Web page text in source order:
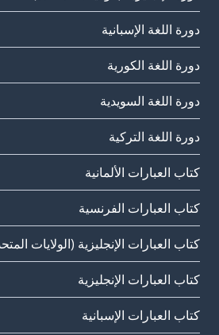
دورة اللغة الإسبانية
دورة اللغة الكورية
دورة اللغة السويدية
دورة اللغة التركية
كتاب العبارات الألمانية
كتاب العبارات الفرنسية
كتاب العبارات الإنجليزية (الولايات
كتاب العبارات الإنجليزية
كتاب العبارات الإسبانية